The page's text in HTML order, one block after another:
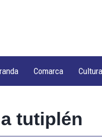
Comarca Cultura
tutiplén